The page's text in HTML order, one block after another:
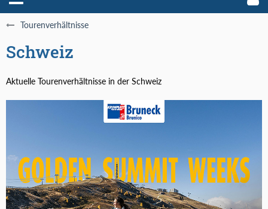
Tourenverhältnisse
Schweiz
Aktuelle Tourenverhältnisse in der Schweiz